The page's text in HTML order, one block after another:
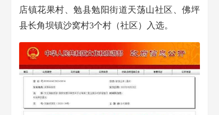
店镇花果村、勉县勉阳街道天荡山社区、佛坪
县长角坝镇沙窝村3个村（社区）入选。